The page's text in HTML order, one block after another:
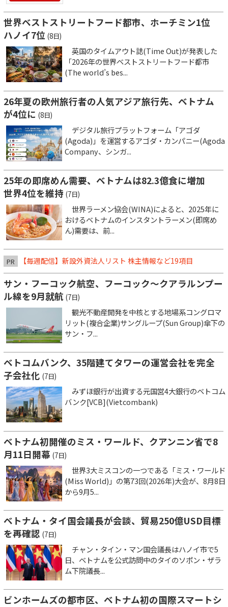
世界ベストストリートフード都市、ホーチミン1位
ハノイ7位 (8日)
英国のタイムアウト誌(Time Out)が発表した
「2026年の世界ベストストリートフード都市
(The world’s bes...
26年夏の欧州旅行者の人気アジア旅行先、ベトナム
が4位に (8日)
デジタル旅行プラットフォーム「アゴダ
(Agoda)」を運営するアゴダ・カンパニー(Agoda
Company、シンガ...
25年の即席めん需要、ベトナムは82.3億食に増加
世界4位を維持 (7日)
世界ラーメン協会(WINA)によると、2025年に
おけるベトナムのインスタントラーメン(即席め
ん)需要は、前...
PR 【毎週配信】新設外資法人リスト 株主情報など19項目
サン・フーコック航空、フーコック～クアラルンプー
ル線を9月就航 (7日)
観光不動産開発を中核とする地場系コングロマ
リット(複合企業)サングループ(Sun Group)傘下の
サン・フ...
ベトコムバンク、35階建てタワーの運営会社を完全
子会社化 (7日)
みずほ銀行が出資する元国営4大銀行のベトコム
バンク[VCB](Vietcombank)
ベトナム初開催のミス・ワールド、クアンニン省で8
月11日開幕 (7日)
世界3大ミスコンの一つである「ミス・ワールド
(Miss World)」の第73回(2026年)大会が、8月8日
から9月5...
ベトナム・タイ国会議長が会談、貿易250億USD目標
を再確認 (7日)
チャン・タイン・マン国会議長はハノイ市で5
日、ベトナムを公式訪問中のタイのソポン・ザラ
ム下院議長...
ビンホームズの都市区、ベトナム初の国際スマートシ